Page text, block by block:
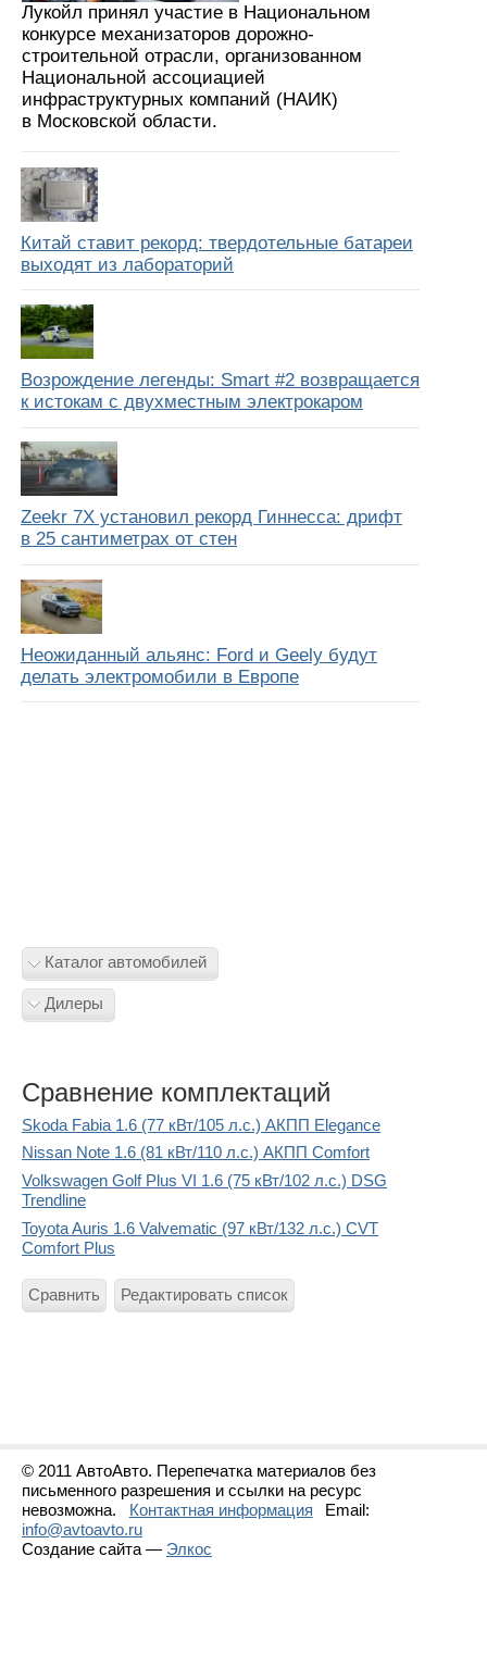
Лукойл принял участие в Национальном
конкурсе механизаторов дорожно-
строительной отрасли, организованном
Национальной ассоциацией
инфраструктурных компаний (НАИК)
в Московской области.
Китай ставит рекорд: твердотельные батареи
выходят из лабораторий
Возрождение легенды: Smart #2 возвращается
к истокам с двухместным электрокаром
Zeekr 7X установил рекорд Гиннесса: дрифт
в 25 сантиметрах от стен
Неожиданный альянс: Ford и Geely будут
делать электромобили в Европе
Каталог автомобилей
Дилеры
Сравнение комплектаций
Skoda Fabia 1.6 (77 кВт/105 л.с.) АКПП Elegance
Nissan Note 1.6 (81 кВт/110 л.с.) АКПП Comfort
Volkswagen Golf Plus VI 1.6 (75 кВт/102 л.с.) DSG
Trendline
Toyota Auris 1.6 Valvematic (97 кВт/132 л.с.) CVT
Comfort Plus
Сравнить Редактировать список
© 2011 АвтоАвто. Перепечатка материалов без
письменного разрешения и ссылки на ресурс
невозможна.
Контактная информация
Email:
info@avtoavto.ru
Создание сайта — Элкос